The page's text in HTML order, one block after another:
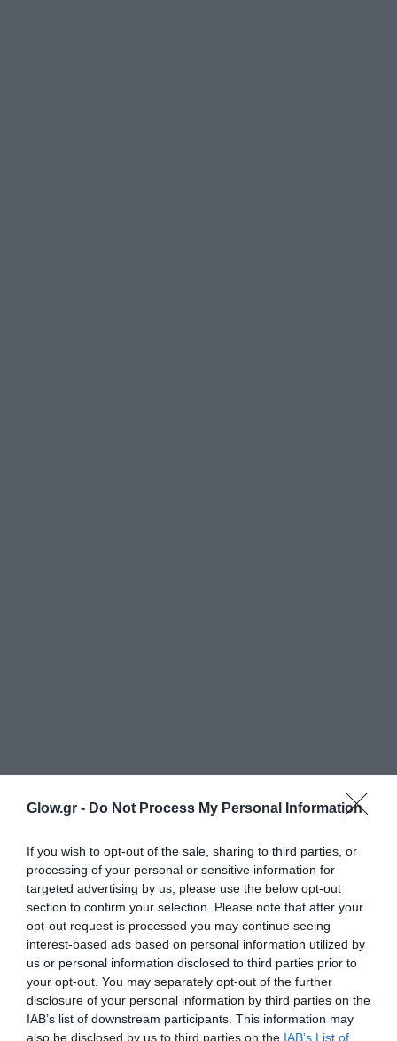
Glow.gr - Do Not Process My Personal Information
If you wish to opt-out of the sale, sharing to third parties, or
processing of your personal or sensitive information for
targeted advertising by us, please use the below opt-out
section to confirm your selection. Please note that after your
opt-out request is processed you may continue seeing
interest-based ads based on personal information utilized by
us or personal information disclosed to third parties prior to
your opt-out. You may separately opt-out of the further
disclosure of your personal information by third parties on the
IAB’s list of downstream participants. This information may
also be disclosed by us to third parties on the IAB’s List of